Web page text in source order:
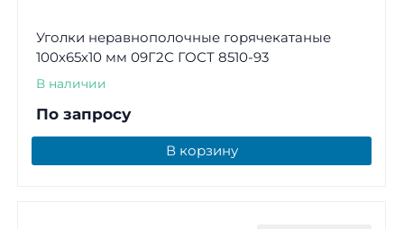
Уголки неравнополочные горячекатаные
100х65х10 мм 09Г2С ГОСТ 8510-93
В наличии
По запросу
В корзину